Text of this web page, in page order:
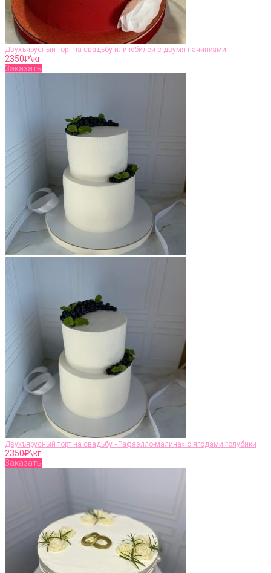
Двухъярусный торт на свадьбу или юбилей с двумя начинками
2350₽\кг
Заказать
Двухъярусный торт на свадьбу «Рафаэлло-малина» с ягодами голубики
2350₽\кг
Заказать